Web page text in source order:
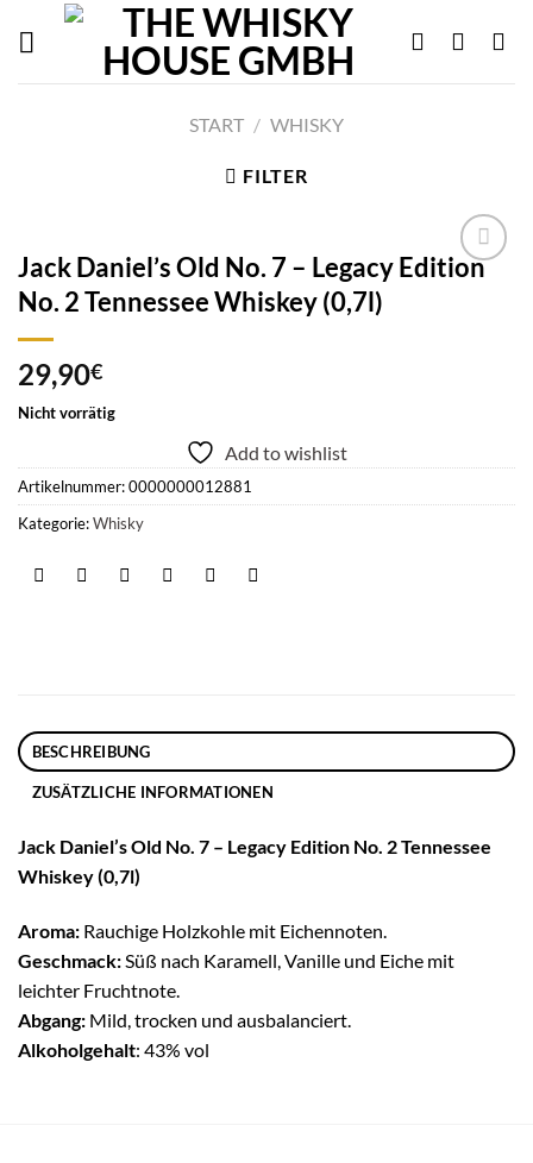
START / WHISKY
FILTER
Jack Daniel’s Old No. 7 – Legacy Edition
No. 2 Tennessee Whiskey (0,7l)
29,90€
Nicht vorrätig
Add to wishlist
Artikelnummer:0000000012881
Kategorie:Whisky
BESCHREIBUNG
ZUSÄTZLICHE INFORMATIONEN
Jack Daniel’s Old No. 7 – Legacy Edition No. 2 Tennessee
Whiskey (0,7l)
Aroma: Rauchige Holzkohle mit Eichennoten.
Geschmack: Süß nach Karamell, Vanille und Eiche mit
leichter Fruchtnote.
Abgang: Mild, trocken und ausbalanciert.
Alkoholgehalt: 43% vol